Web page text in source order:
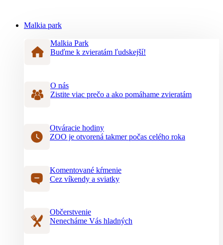
Malkia park
Malkia Park
Buďme k zvieratám ľudskejší!
O nás
Zistite viac prečo a ako pomáhame zvieratám
Otváracie hodiny
ZOO je otvorená takmer počas celého roka
Komentované kŕmenie
Cez víkendy a sviatky
Občerstvenie
Nenecháme Vás hladných